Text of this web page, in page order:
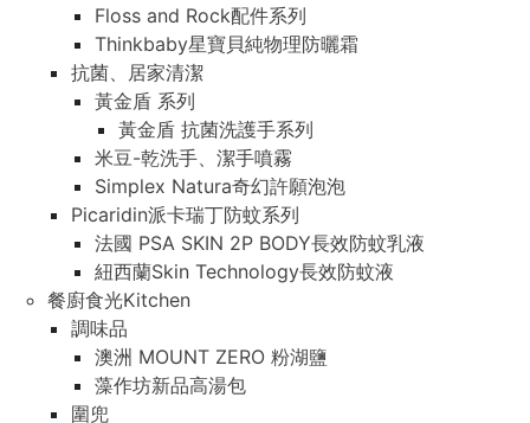
Floss and Rock配件系列
Thinkbaby星寶貝純物理防曬霜
抗菌、居家清潔
黃金盾 系列
黃金盾 抗菌洗護手系列
米豆-乾洗手、潔手噴霧
Simplex Natura奇幻許願泡泡
Picaridin派卡瑞丁防蚊系列
法國 PSA SKIN 2P BODY長效防蚊乳液
紐西蘭Skin Technology長效防蚊液
餐廚食光Kitchen
調味品
澳洲 MOUNT ZERO 粉湖鹽
藻作坊新品高湯包
圍兜